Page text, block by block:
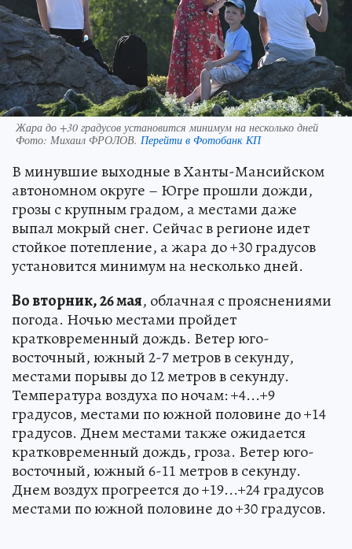
Жара до +30 градусов установится минимум на несколько дней
Фото: Михаил ФРОЛОВ. Перейти в Фотобанк КП
В минувшие выходные в Ханты-Мансийском
автономном округе – Югре прошли дожди,
грозы с крупным градом, а местами даже
выпал мокрый снег. Сейчас в регионе идет
стойкое потепление, а жара до +30 градусов
установится минимум на несколько дней.
Во вторник, 26 мая, облачная с прояснениями
погода. Ночью местами пройдет
кратковременный дождь. Ветер юго-
восточный, южный 2-7 метров в секунду,
местами порывы до 12 метров в секунду.
Температура воздуха по ночам: +4...+9
градусов, местами по южной половине до +14
градусов. Днем местами также ожидается
кратковременный дождь, гроза. Ветер юго-
восточный, южный 6-11 метров в секунду.
Днем воздух прогреется до +19...+24 градусов
местами по южной половине до +30 градусов.